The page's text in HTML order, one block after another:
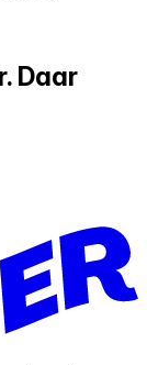
Daar